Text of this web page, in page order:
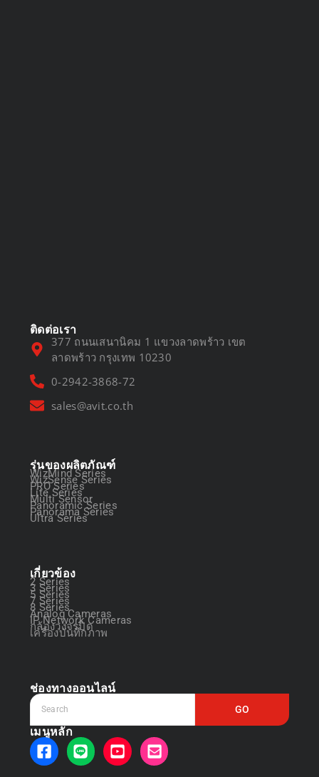
ติดต่อเรา
377 ถนนเสนานิคม 1 แขวงลาดพร้าว เขต
ลาดพร้าว กรุงเทพ 10230
0-2942-3868-72
sales@avit.co.th
รุ่นของผลิตภัณฑ์
WizMind Series
WizSense Series
PRO Series
Lite Series
Multi Sensor
Panoramic Series
Panorama Series
Ultra Series
เกี่ยวข้อง
2 Series
3 Series
5 Series
7 Series
8 Series
Analog Cameras
IP Network Cameras
กล้องวงจรปิด
เครื่องบันทึกภาพ
ช่องทางออนไลน์
GO
เมนูหลัก